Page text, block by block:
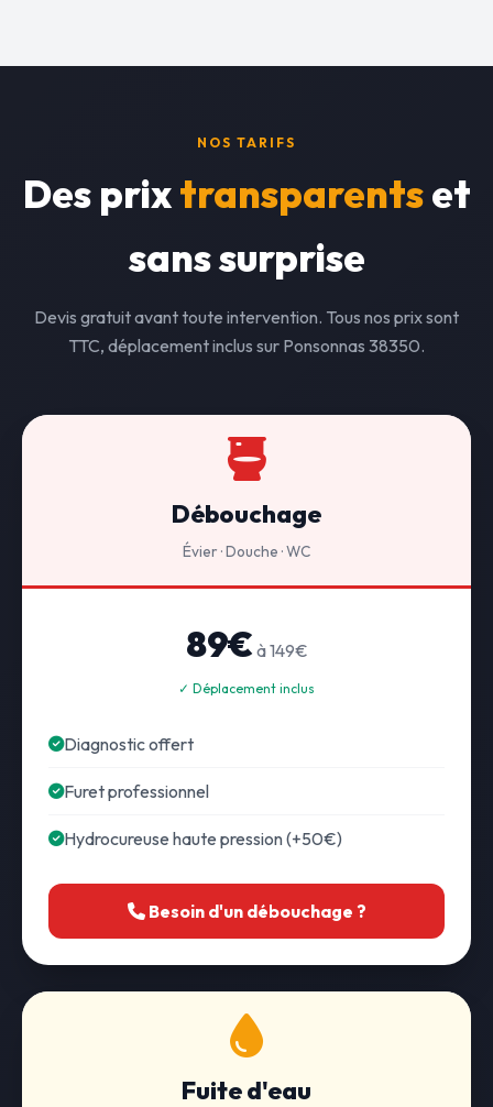
NOS TARIFS
Des prixtransparentset
sans surprise
Devis gratuit avant toute intervention. Tous nos prix sont
TTC, déplacement inclus sur Ponsonnas 38350.
Débouchage
Évier · Douche · WC
89€ à 149€
✓ Déplacement inclus
Diagnostic offert
Furet professionnel
Hydrocureuse haute pression (+50€)
Besoin d'un débouchage ?
Fuite d'eau